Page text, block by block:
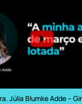
Júlia Blumke Adde –